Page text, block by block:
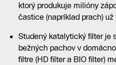
ktorý produkuje milióny
častice (napríklad prach) už
Studený katalytický filter je
bežných pachov v
filtre (HD filter a BIO filter)